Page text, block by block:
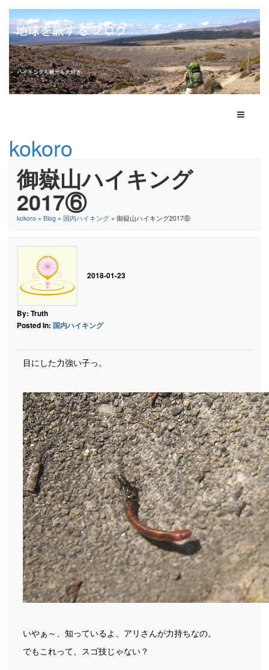
Toggle
kokoro
御嶽山ハイキング
2017⑥
kokoro » Blog » 国内ハイキング » 御嶽山ハイキング2017⑥
2018-01-23
By: Truth
Posted In: 国内ハイキング
目にした力強い子っ。
いやぁ～、知っているよ、アリさんが力持ちなの。
でもこれって、スゴ技じゃない？